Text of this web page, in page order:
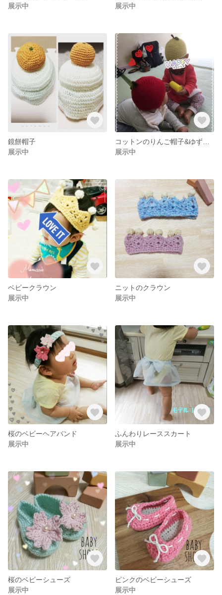
展示中
展示中
鏡餅帽子
展示中
展示中
ベビークラウン
展示中
ニットのクラウン
展示中
桜のベビーヘアバンド
展示中
ふんわりレーススカート
展示中
桜のベビーシューズ
展示中
ピンクのベビーシューズ
展示中